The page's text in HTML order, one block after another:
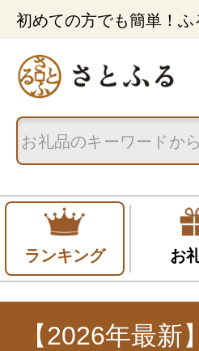
初めての方でも簡単！ふ
ランキング お
【2026年最